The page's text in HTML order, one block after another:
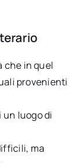
che in quel
provenienti
luogo di
ma